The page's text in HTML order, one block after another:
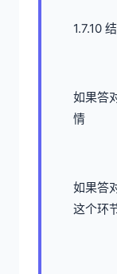
1.7.10
如果答
情
如果答
这个环